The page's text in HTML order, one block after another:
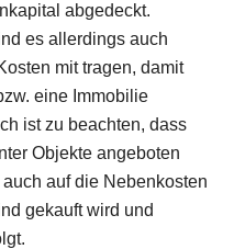
abgedeckt.
es allerdings auch
mit tragen, damit
eine Immobilie
ist zu beachten, dass
Objekte angeboten
auf die Nebenkosten
gekauft wird und